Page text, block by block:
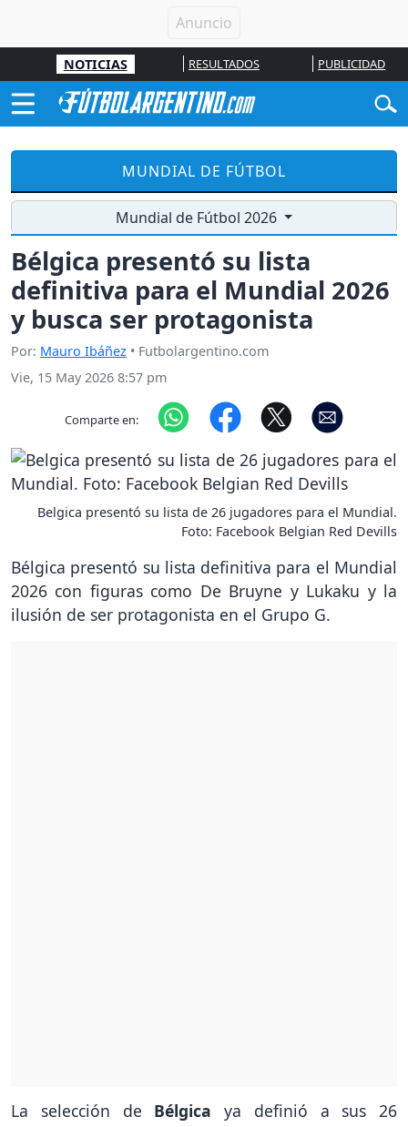
NOTICIAS RESULTADOS PUBLICIDAD
MUNDIAL DE FÚTBOL
Mundial de Fútbol 2026
Bélgica presentó su lista
definitiva para el Mundial 2026
y busca ser protagonista
Por: Mauro Ibáñez • Futbolargentino.com
Vie, 15 May 2026 8:57 pm
Comparte en:
Belgica presentó su lista de 26 jugadores para el Mundial.
Foto: Facebook Belgian Red Devills
Bélgica presentó su lista definitiva para el Mundial
2026 con figuras como De Bruyne y Lukaku y la
ilusión de ser protagonista en el Grupo G.
La selección de Bélgica ya definió a sus 26